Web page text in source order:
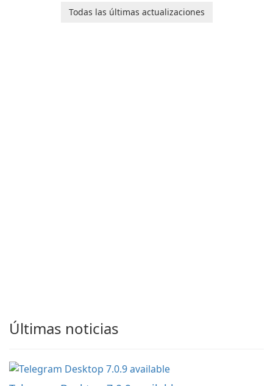
individuals and teams
macOS and Linux XnConvert
Todas las últimas actualizaciones
Últimas noticias